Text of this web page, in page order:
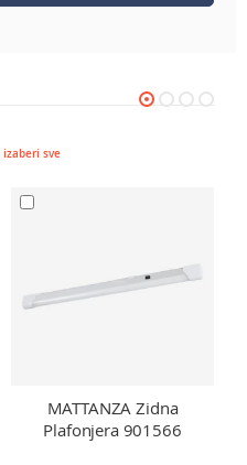
izaberi sve
MATTANZA Zidna
Plafonjera 901566